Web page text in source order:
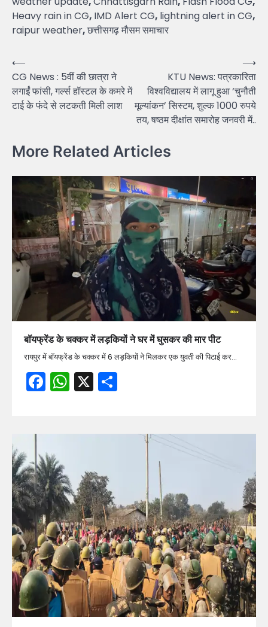
Heavy rain in CG, IMD Alert CG, lightning alert in CG,
raipur weather,छत्तीसगढ़ मौसम समाचार
Post
navigation
⟵
CG News : 5वीं की छात्रा ने
लगाईं फांसी, गर्ल्स हॉस्टल के कमरे में
टाई के फंदे से लटकती मिली लाश
KTU News: पत्रकारिता
विश्वविद्यालय में लागू हुआ ‘चुनौती
मूल्यांकन’ सिस्टम, शुल्क 1000 रुपये
तय, षष्ठम दीक्षांत समारोह जनवरी में..
⟶
More Related Articles
बॉयफ्रेंड के चक्कर में लड़कियों ने घर में घुसकर की मार पीट
रायपुर में बॉयफ्रेंड के चक्कर में 6 लड़कियों ने मिलकर एक युवती की पिटाई कर…
Facebook
WhatsApp
X